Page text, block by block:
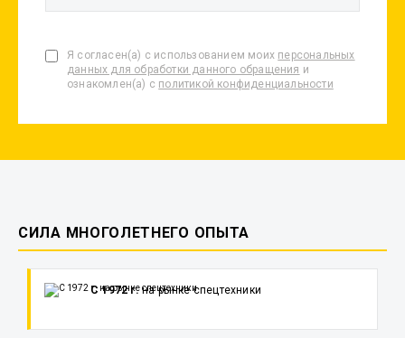
Я согласен(а) с использованием моих персональных
данных для обработки данного обращения и
ознакомлен(а) с политикой конфиденциальности
СИЛА МНОГОЛЕТНЕГО ОПЫТА
С 1972 г.на рынке спецтехники